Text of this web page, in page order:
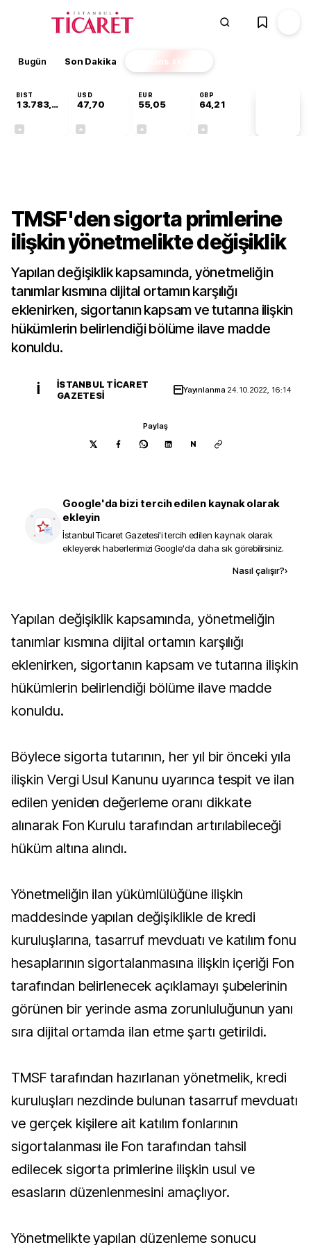
Bugün Son Dakika Finans EKSTRA
BIST
13.783,99
USD
47,70
EUR
55,05
GBP
64,21
TMSF'den sigorta primlerine
ilişkin yönetmelikte değişiklik
Yapılan değişiklik kapsamında, yönetmeliğin
tanımlar kısmına dijital ortamın karşılığı
eklenirken, sigortanın kapsam ve tutarına ilişkin
hükümlerin belirlendiği bölüme ilave madde
konuldu.
İ
İSTANBUL TICARET
GAZETESI
Yayınlanma 24.10.2022, 16:14
Paylaş
N
Google'da bizi tercih edilen kaynak olarak
ekleyin
İstanbul Ticaret Gazetesi'i tercih edilen kaynak olarak
ekleyerek haberlerimizi Google'da daha sık görebilirsiniz.
Nasıl çalışır?›
Yapılan değişiklik kapsamında, yönetmeliğin
tanımlar kısmına dijital ortamın karşılığı
eklenirken, sigortanın kapsam ve tutarına ilişkin
hükümlerin belirlendiği bölüme ilave madde
konuldu.
Böylece sigorta tutarının, her yıl bir önceki yıla
ilişkin Vergi Usul Kanunu uyarınca tespit ve ilan
edilen yeniden değerleme oranı dikkate
alınarak Fon Kurulu tarafından artırılabileceği
hüküm altına alındı.
Yönetmeliğin ilan yükümlülüğüne ilişkin
maddesinde yapılan değişiklikle de kredi
kuruluşlarına, tasarruf mevduatı ve katılım fonu
hesaplarının sigortalanmasına ilişkin içeriği Fon
tarafından belirlenecek açıklamayı şubelerinin
görünen bir yerinde asma zorunluluğunun yanı
sıra dijital ortamda ilan etme şartı getirildi.
TMSF tarafından hazırlanan yönetmelik, kredi
kuruluşları nezdinde bulunan tasarruf mevduatı
ve gerçek kişilere ait katılım fonlarının
sigortalanması ile Fon tarafından tahsil
edilecek sigorta primlerine ilişkin usul ve
esasların düzenlenmesini amaçlıyor.
Yönetmelikte yapılan düzenleme sonucu